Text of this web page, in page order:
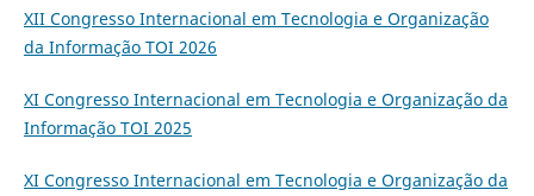
XII Congresso Internacional em Tecnologia e Organização
da Informação TOI 2026
XI Congresso Internacional em Tecnologia e Organização da
Informação TOI 2025
XI Congresso Internacional em Tecnologia e Organização da